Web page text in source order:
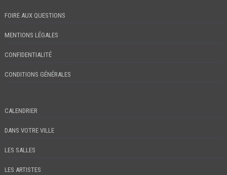
FOIRE AUX QUESTIONS
MENTIONS LÉGALES
CONFIDENTIALITÉ
CONDITIONS GÉNÉRALES
CALENDRIER
DANS VOTRE VILLE
LES SALLES
LES ARTISTES